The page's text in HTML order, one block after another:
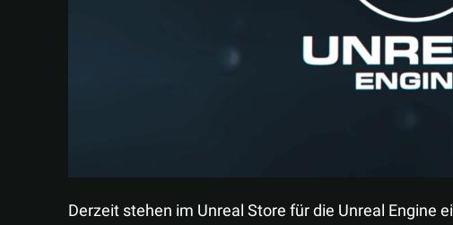
Derzeit stehen im Unreal Store für die Unreal Engine